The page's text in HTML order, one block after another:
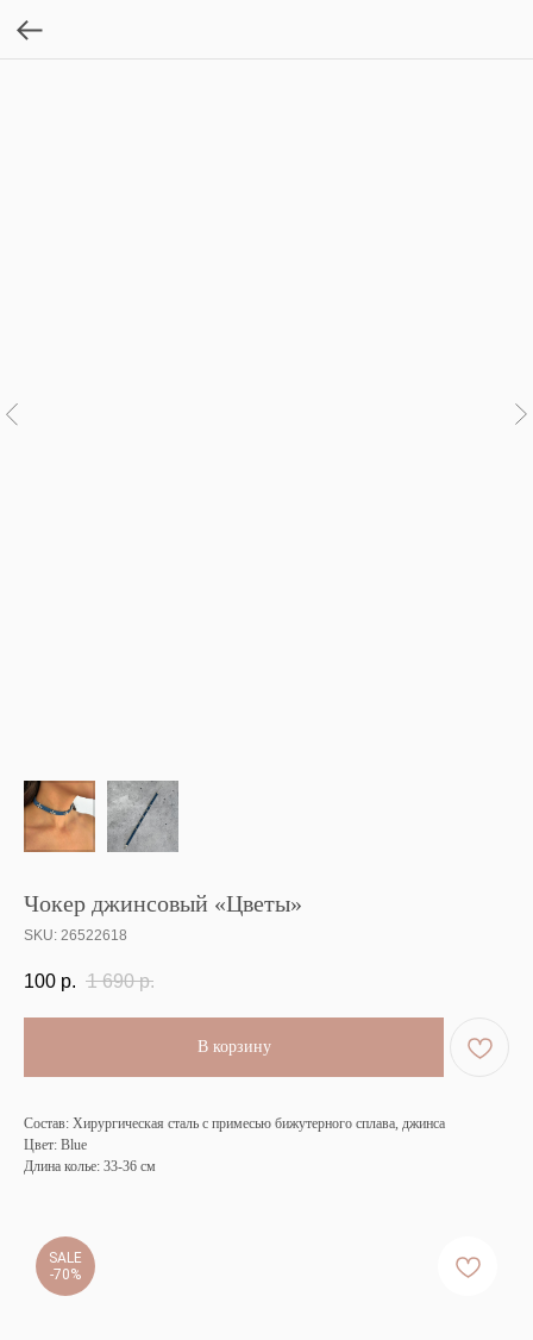
Чокер джинсовый «Цветы»
SKU: 26522618
100 р. 1 690 р.
В корзину
Состав: Хирургическая сталь с примесью бижутерного сплава, джинса
Цвет: Blue
Длина колье: 33-36 см
SALE
-70%